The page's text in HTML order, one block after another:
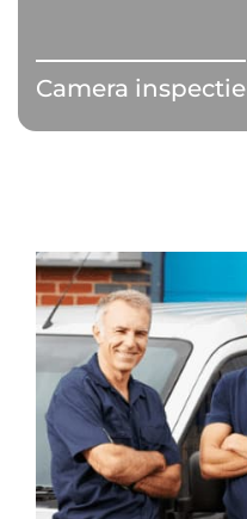
Camera inspectie